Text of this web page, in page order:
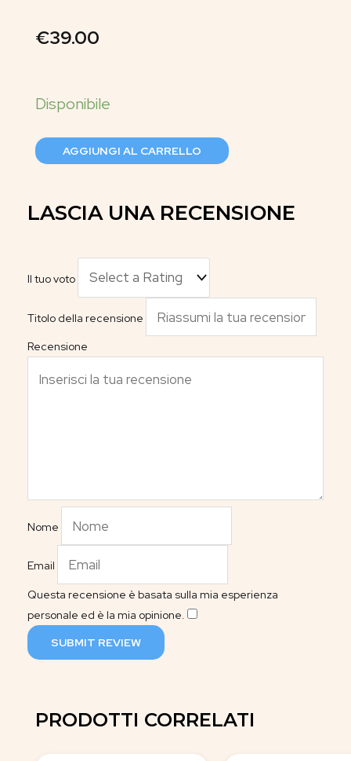
€39.00
AGGIUNGI AL CARRELLO
LASCIA UNA RECENSIONE
Il tuo voto
Titolo della recensione
Recensione
Nome
Email
Questa recensione è basata sulla mia esperienza
personale ed è la mia opinione.
SUBMIT REVIEW
PRODOTTI CORRELATI